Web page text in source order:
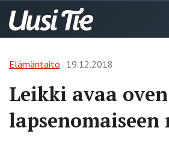
Elämäntaito 19.12.2018
Leikki avaa oven